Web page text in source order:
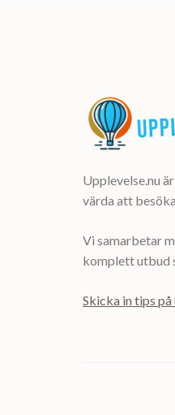
Upplevelse.nu
värda att
Vi samarbetar
komplett utbud
Skicka in tips